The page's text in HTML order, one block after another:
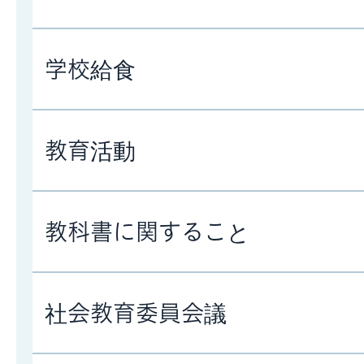
学校給食
教育活動
教科書に関すること
社会教育委員会議